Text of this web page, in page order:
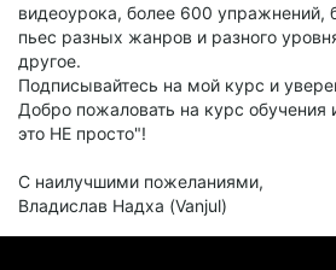
видеоурока, более 600 упражнений,
пьес разных жанров и разного
другое.
Подписывайтесь на мой курс и
Добро пожаловать на курс обучения
это НЕ просто"!
С наилучшими пожеланиями,
Владислав Надха (Vanjul)